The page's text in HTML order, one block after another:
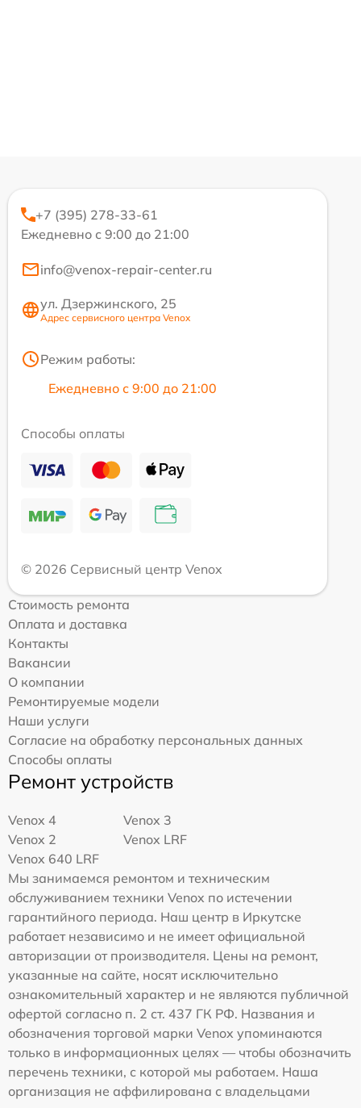
+7 (395) 278-33-61
Ежедневно с 9:00 до 21:00
info@venox-repair-center.ru
ул. Дзержинского, 25
Адрес сервисного центра Venox
Режим работы:
Ежедневно с 9:00 до 21:00
Способы оплаты
© 2026 Сервисный центр Venox
Стоимость ремонта
Оплата и доставка
Контакты
Вакансии
О компании
Ремонтируемые модели
Наши услуги
Согласие на обработку персональных данных
Способы оплаты
Ремонт устройств
Venox 4
Venox 3
Venox 2
Venox LRF
Venox 640 LRF
Мы занимаемся ремонтом и техническим
обслуживанием техники Venox по истечении
гарантийного периода. Наш центр в Иркутске
работает независимо и не имеет официальной
авторизации от производителя. Цены на ремонт,
указанные на сайте, носят исключительно
ознакомительный характер и не являются публичной
офертой согласно п. 2 ст. 437 ГК РФ. Названия и
обозначения торговой марки Venox упоминаются
только в информационных целях — чтобы обозначить
перечень техники, с которой мы работаем. Наша
организация не аффилирована с владельцами